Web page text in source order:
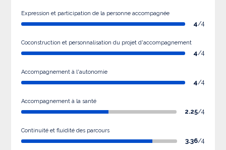
Expression et participation de la personne accompagnée
4/4
Coconstruction et personnalisation du projet d'accompagnement
4/4
Accompagnement à l'autonomie
4/4
Accompagnement à la santé
2.25/4
Continuité et fluidité des parcours
3.36/4